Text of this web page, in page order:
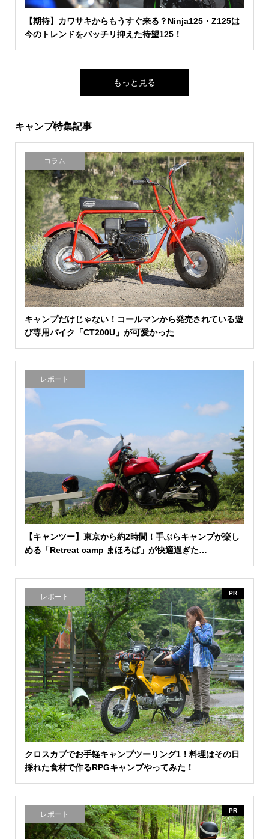
【期待】カワサキからもうすぐ来る？Ninja125・Z125は
今のトレンドをバッチリ抑えた待望125！
もっと見る
キャンプ特集記事
コラム
キャンプだけじゃない！コールマンから発売されている遊
び専用バイク「CT200U」が可愛かった
レポート
【キャンツー】東京から約2時間！手ぶらキャンプが楽し
める「Retreat camp まほろば」が快適過ぎた…
レポート PR
クロスカブでお手軽キャンプツーリング1！料理はその日
採れた食材で作るRPGキャンプやってみた！
レポート PR